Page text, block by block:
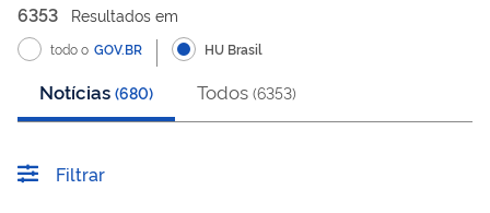
6353 Resultados em
todo o GOV.BR HU Brasil
Notícias (680) Todos (6353)
Filtrar